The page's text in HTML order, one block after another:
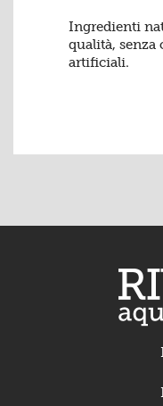
Ingredienti
qualità, senza
artificiali.